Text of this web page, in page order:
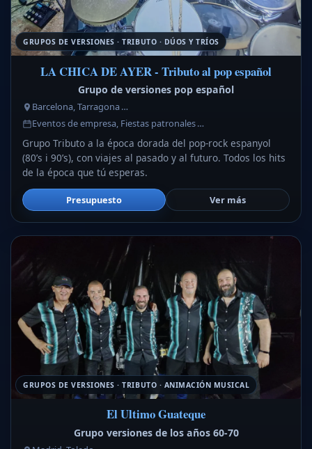
GRUPOS DE VERSIONES · TRIBUTO · DÚOS Y TRÍOS
LA CHICA DE AYER - Tributo al pop español
Grupo de versiones pop español
Barcelona, Tarragona …
Eventos de empresa, Fiestas patronales …
Grupo Tributo a la época dorada del pop-rock espanyol
(80’s i 90’s), con viajes al pasado y al futuro. Todos los hits
de la época que tú esperas.
Presupuesto Ver más
GRUPOS DE VERSIONES · TRIBUTO · ANIMACIÓN MUSICAL
El Ultimo Guateque
Grupo versiones de los años 60-70